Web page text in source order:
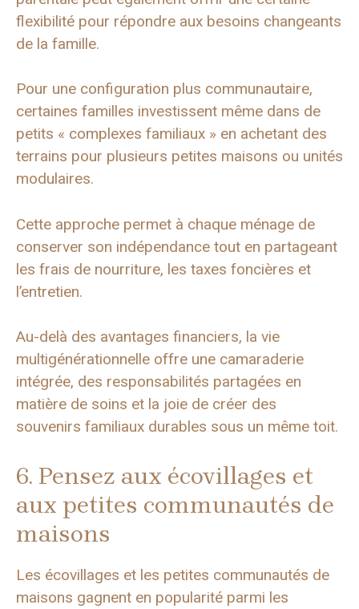
flexibilité pour répondre aux besoins changeants
de la famille.
Pour une configuration plus communautaire,
certaines familles investissent même dans de
petits « complexes familiaux » en achetant des
terrains pour plusieurs petites maisons ou unités
modulaires.
Cette approche permet à chaque ménage de
conserver son indépendance tout en partageant
les frais de nourriture, les taxes foncières et
l’entretien.
Au-delà des avantages financiers, la vie
multigénérationnelle offre une camaraderie
intégrée, des responsabilités partagées en
matière de soins et la joie de créer des
souvenirs familiaux durables sous un même toit.
6. Pensez aux écovillages et
aux petites communautés de
maisons
Les écovillages et les petites communautés de
maisons gagnent en popularité parmi les